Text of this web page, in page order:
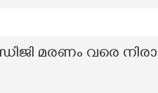
മരണം വരെ